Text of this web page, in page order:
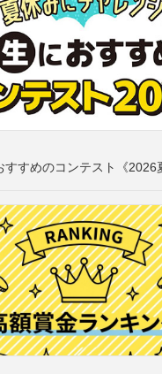
すすめのコンテスト《2026